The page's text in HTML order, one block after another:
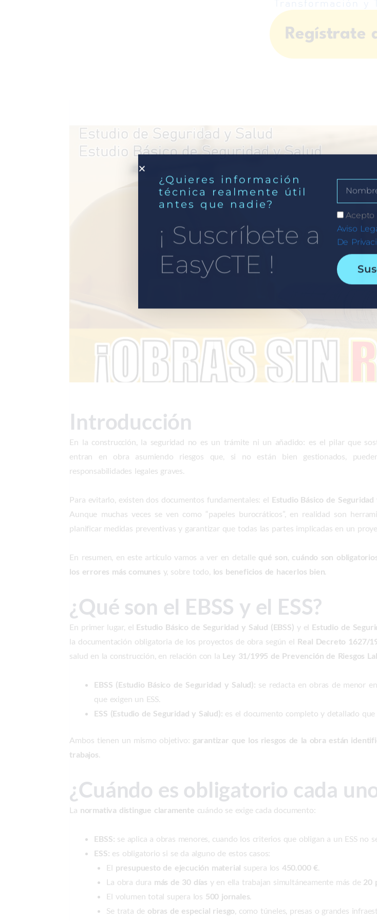
Transformación y
Regístrate
Introducción
En la construcción, la seguridad no es un trámite ni un añadido: es el pilar que
entran en obra asumiendo riesgos que, si no están bien gestionados,
responsabilidades legales graves.
Para evitarlo, existen dos documentos fundamentales: el Estudio Básico de Seguridad
Aunque muchas veces se ven como “papeles burocráticos”, en realidad son
planificar medidas preventivas y garantizar que todas las partes implicadas en un
En resumen, en este artículo vamos a ver en detalle qué son, cuándo son
los errores más comunes y, sobre todo, los beneficios de hacerlos bien.
¿Qué son el EBSS y el ESS?
En primer lugar, el Estudio Básico de Seguridad y Salud (EBSS) y el Estudio de
la documentación obligatoria de los proyectos de obra según el Real Decreto 1627/
salud en la construcción, en relación con la Ley 31/1995 de Prevención de Riesgos
EBSS (Estudio Básico de Seguridad y Salud): se redacta en obras de menor
que exigen un ESS.
ESS (Estudio de Seguridad y Salud): es el documento completo y detallado
Ambos tienen un mismo objetivo: garantizar que los riesgos de la obra están
trabajos.
¿Cuándo es obligatorio cada
La normativa distingue claramente cuándo se exige cada documento:
EBSS: se aplica a obras menores, cuando los criterios que obligan a un ESS no
ESS: es obligatorio si se da alguno de estos casos:
El presupuesto de ejecución material supera los 450.000 €.
La obra dura más de 30 días y en ella trabajan simultáneamente más de 20
El volumen total supera los 500 jornales.
Se trata de obras de especial riesgo, como túneles, presas o grandes
¿Quieres información
técnica realmente útil
antes que nadie?
¡ Suscríbete a
EasyCTE !
Aviso
De